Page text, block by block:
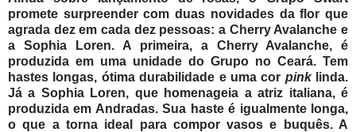
promete surpreender com duas novidades da flor que
agrada dez em cada dez pessoas: a Cherry Avalanche e
a Sophia Loren. A primeira, a Cherry Avalanche, é
produzida em uma unidade do Grupo no Ceará. Tem
hastes longas, ótima durabilidade e uma cor pinklinda.
Já a Sophia Loren, que homenageia a atriz italiana, é
produzida em Andradas. Sua haste é igualmente longa,
o que a torna ideal para compor vasos e buquês. A